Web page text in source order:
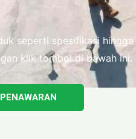
seperti spesifikasi hingga
klik tombol di bawah ini.